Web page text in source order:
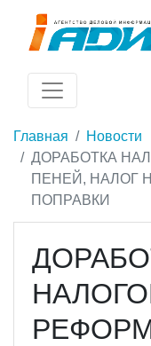
Главная
Новости
ДОРАБОТКА
ПЕНЕЙ, НАЛОГ
ПОПРАВКИ